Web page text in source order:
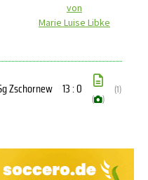
von
Marie Luise Libke
Zschornew 13 : 0
( )
(1)